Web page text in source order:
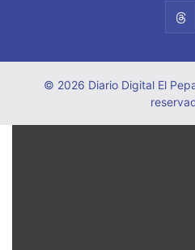
© 2026 Diario Digital El